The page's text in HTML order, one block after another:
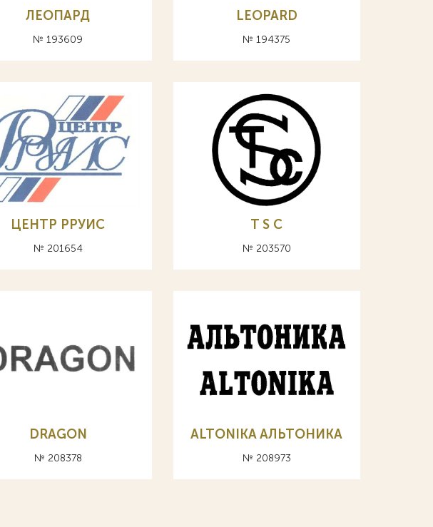
ЛЕОПАРД
№ 193609
LEOPARD
№ 194375
ЦЕНТР РРУИС
№ 201654
T S C
№ 203570
DRAGON
№ 208378
ALTONIKA АЛЬТОНИКА
№ 208973